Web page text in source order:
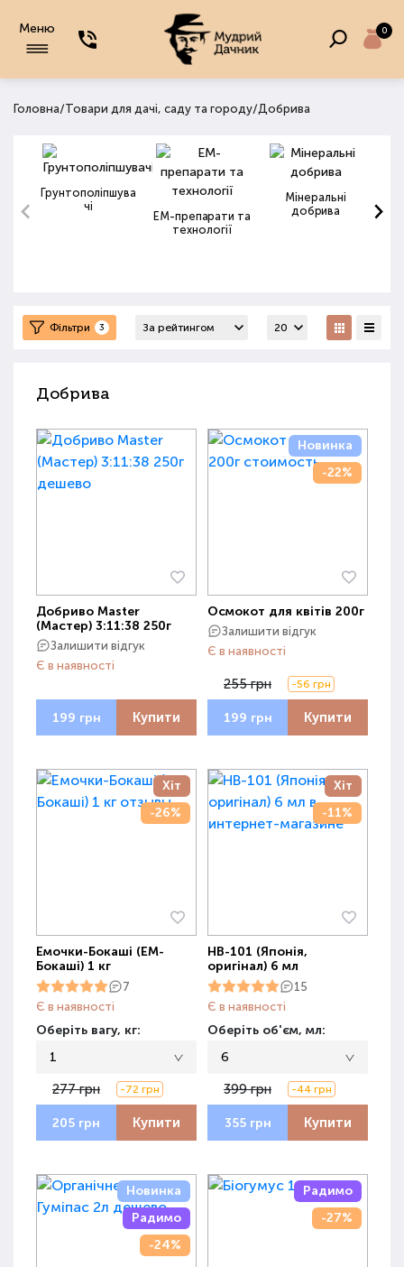
Меню 0
Головна/Товари для дачі, саду та городу/Добрива
Грунтополіпшува
чі
ЕМ-препарати та
технології
Мінеральні
добрива
Фільтри 3
Добрива
Добриво Master
(Мастер) 3:11:38 250г
Залишити відгук
Є в наявності
199 грн Купити
Новинка
-22%
Осмокот для квітів 200г
Залишити відгук
Є в наявності
255 грн -56 грн
199 грн Купити
Хіт
-26%
Емочки-Бокаші (ЕМ-
Бокаші) 1 кг
7
Є в наявності
Оберіть вагу, кг:
1
277 грн -72 грн
205 грн Купити
Хіт
-11%
НВ-101 (Японія,
оригінал) 6 мл
15
Є в наявності
Оберіть об'єм, мл:
6
399 грн -44 грн
355 грн Купити
Новинка
Радимо
-24%
Радимо
-27%